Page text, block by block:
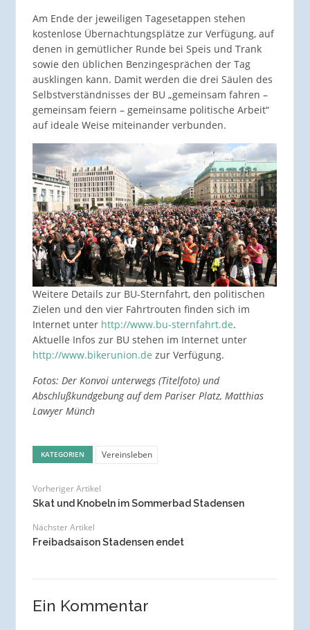
Am Ende der jeweiligen Tagesetappen stehen
kostenlose Übernachtungsplätze zur Verfügung, auf
denen in gemütlicher Runde bei Speis und Trank
sowie den üblichen Benzingesprächen der Tag
ausklingen kann. Damit werden die drei Säulen des
Selbstverständnisses der BU „gemeinsam fahren –
gemeinsam feiern – gemeinsame politische Arbeit“
auf ideale Weise miteinander verbunden.
Weitere Details zur BU-Sternfahrt, den politischen
Zielen und den vier Fahrtrouten finden sich im
Internet unter http://www.bu-sternfahrt.de.
Aktuelle Infos zur BU stehen im Internet unter
http://www.bikerunion.de zur Verfügung.
Fotos: Der Konvoi unterwegs (Titelfoto) und
Abschlußkundgebung auf dem Pariser Platz, Matthias
Lawyer Münch
KATEGORIEN Vereinsleben
Vorheriger Artikel
Skat und Knobeln im Sommerbad Stadensen
Nächster Artikel
Freibadsaison Stadensen endet
Ein Kommentar